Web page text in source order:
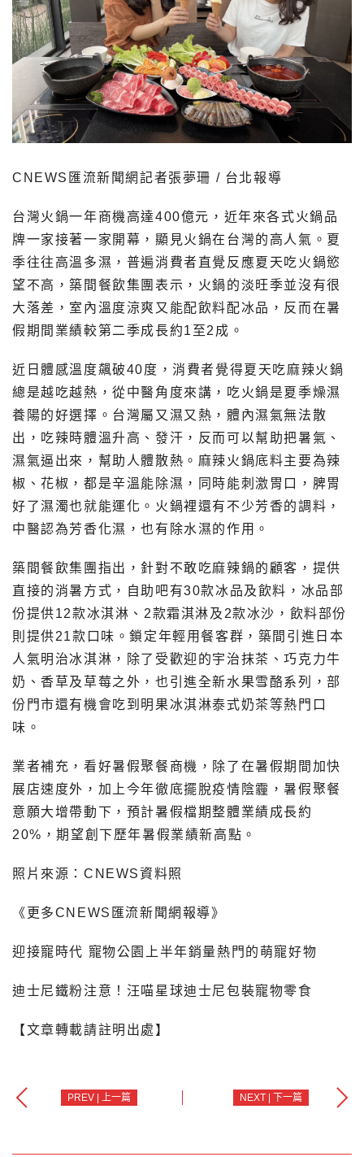
CNEWS匯流新聞網記者張夢珊 / 台北報導
台灣火鍋一年商機高達400億元，近年來各式火鍋品
牌一家接著一家開幕，顯見火鍋在台灣的高人氣。夏
季往往高溫多濕，普遍消費者直覺反應夏天吃火鍋慾
望不高，築間餐飲集團表示，火鍋的淡旺季並沒有很
大落差，室內溫度涼爽又能配飲料配冰品，反而在暑
假期間業績較第二季成長約1至2成。
近日體感溫度飆破40度，消費者覺得夏天吃麻辣火鍋
總是越吃越熱，從中醫角度來講，吃火鍋是夏季燥濕
養陽的好選擇。台灣屬又濕又熱，體內濕氣無法散
出，吃辣時體溫升高、發汗，反而可以幫助把暑氣、
濕氣逼出來，幫助人體散熱。麻辣火鍋底料主要為辣
椒、花椒，都是辛溫能除濕，同時能刺激胃口，脾胃
好了濕濁也就能運化。火鍋裡還有不少芳香的調料，
中醫認為芳香化濕，也有除水濕的作用。
築間餐飲集團指出，針對不敢吃麻辣鍋的顧客，提供
直接的消暑方式，自助吧有30款冰品及飲料，冰品部
份提供12款冰淇淋、2款霜淇淋及2款冰沙，飲料部份
則提供21款口味。鎖定年輕用餐客群，築間引進日本
人氣明治冰淇淋，除了受歡迎的宇治抹茶、巧克力牛
奶、香草及草莓之外，也引進全新水果雪酪系列，部
份門市還有機會吃到明果冰淇淋泰式奶茶等熱門口
味。
業者補充，看好暑假聚餐商機，除了在暑假期間加快
展店速度外，加上今年徹底擺脫疫情陰霾，暑假聚餐
意願大增帶動下，預計暑假檔期整體業績成長約
20%，期望創下歷年暑假業績新高點。
照片來源：CNEWS資料照
《更多CNEWS匯流新聞網報導》
迎接寵時代 寵物公園上半年銷量熱門的萌寵好物
迪士尼鐵粉注意！汪喵星球迪士尼包裝寵物零食
【文章轉載請註明出處】
PREV | 上一篇 NEXT | 下一篇